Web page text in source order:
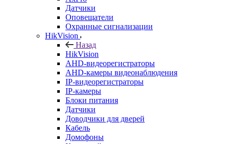
Датчики
Оповещатели
Охранные сигнализации
HikVision
Назад
HikVision
AHD-видеорегистраторы
AHD-камеры видеонаблюдения
IP-видеорегистраторы
IP-камеры
Блоки питания
Датчики
Доводчики для дверей
Кабель
Домофоны